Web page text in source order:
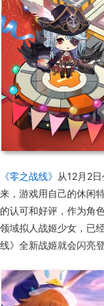
《零之战线》 从12月2
来，游戏用自己的休闲
的认可和好评，作为角
领域拟人战姬少女，已
线》全新战姬就会闪亮